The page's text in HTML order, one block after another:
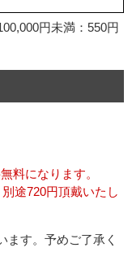
円未満：550円
料になります。
途720円頂戴いたし
ます。予めご了承く